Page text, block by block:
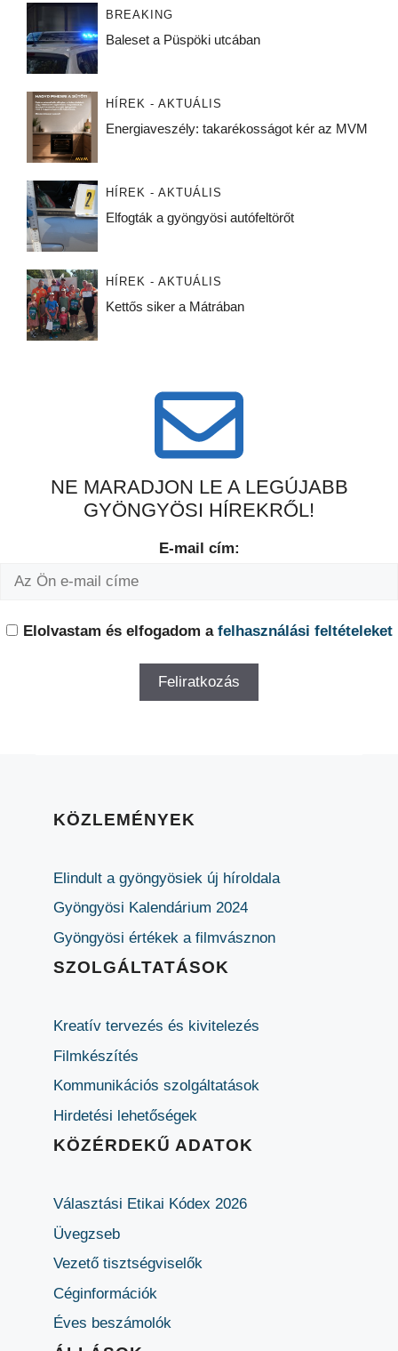
BREAKING
Baleset a Püspöki utcában
HÍREK - AKTUÁLIS
Energiaveszély: takarékosságot kér az MVM
HÍREK - AKTUÁLIS
Elfogták a gyöngyösi autófeltörőt
HÍREK - AKTUÁLIS
Kettős siker a Mátrában
NE MARADJON LE A LEGÚJABB
GYÖNGYÖSI HÍREKRŐL!
E-mail cím:
Elolvastam és elfogadom a felhasználási feltételeket
KÖZLEMÉNYEK
Elindult a gyöngyösiek új híroldala
Gyöngyösi Kalendárium 2024
Gyöngyösi értékek a filmvásznon
SZOLGÁLTATÁSOK
Kreatív tervezés és kivitelezés
Filmkészítés
Kommunikációs szolgáltatások
Hirdetési lehetőségek
KÖZÉRDEKŰ ADATOK
Választási Etikai Kódex 2026
Üvegzseb
Vezető tisztségviselők
Céginformációk
Éves beszámolók